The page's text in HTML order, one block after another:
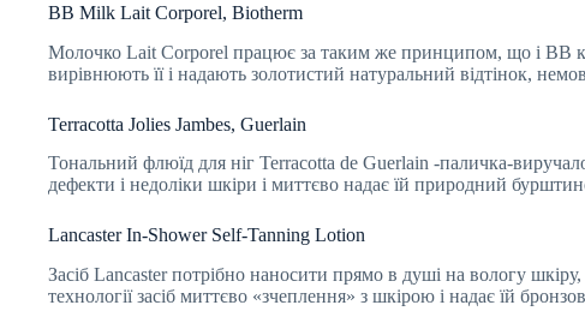
BB Milk Lait Corporel, Biotherm
Молочко Lait Corporel працює за таким же принципом, що і BB
вирівнюють її і надають золотистий натуральний відтінок,
Terracotta Jolies Jambes, Guerlain
Тональний флюїд для ніг Terracotta de Guerlain -паличка-
дефекти і недоліки шкіри і миттєво надає їй природний
Lancaster In-Shower Self-Tanning Lotion
Засіб Lancaster потрібно наносити прямо в душі на вологу
технології засіб миттєво «зчеплення» з шкірою і надає їй